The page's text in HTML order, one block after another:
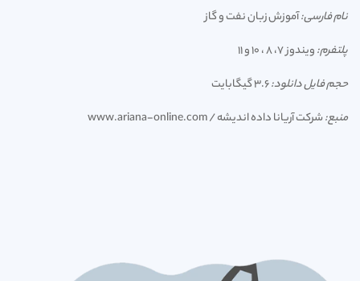
نام فارسی:آموزش زبان نفت و گاز
پلتفرم:ویندوز 7، 8 ، 10 و 11
حجم فایل دانلود:
منبع:شرکت آریانا داده اندیشه / www.ariana-online.com